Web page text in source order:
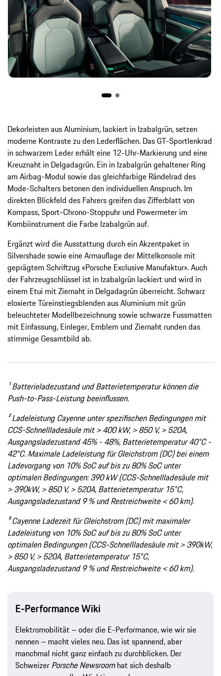
Dekorleisten aus Aluminium, lackiert in Izabalgrün, setzen
moderne Kontraste zu den Lederflächen. Das GT-Sportlenkrad
in schwarzem Leder erhält eine 12-Uhr-Markierung und eine
Kreuznaht in Delgadagrün. Ein in Izabalgrün gehaltener Ring
am Airbag-Modul sowie das gleichfarbige Rändelrad des
Mode-Schalters betonen den individuellen Anspruch. Im
direkten Blickfeld des Fahrers greifen das Zifferblatt von
Kompass, Sport-Chrono-Stoppuhr und Powermeter im
Kombiinstrument die Farbe Izabalgrün auf.
Ergänzt wird die Ausstattung durch ein Akzentpaket in
Silvershade sowie eine Armauflage der Mittelkonsole mit
geprägtem Schriftzug «Porsche Exclusive Manufaktur». Auch
der Fahrzeugschlüssel ist in Izabalgrün lackiert und wird in
einem Etui mit Ziernaht in Delgadagrün überreicht. Schwarz
eloxierte Türeinstiegsblenden aus Aluminium mit grün
beleuchteter Modellbezeichnung sowie schwarze Fussmatten
mit Einfassung, Einleger, Emblem und Ziernaht runden das
stimmige Gesamtbild ab.
¹ Batterieladezustand und Batterietemperatur können die
Push-to-Pass-Leistung beeinflussen.
² Ladeleistung Cayenne unter spezifischen Bedingungen mit
CCS-Schnellladesäule mit > 400 kW, > 850 V, > 520A,
Ausgangsladezustand 45% - 48%, Batterietemperatur 40°C -
42°C. Maximale Ladeleistung für Gleichstrom (DC) bei einem
Ladevorgang von 10% SoC auf bis zu 80% SoC unter
optimalen Bedingungen: 390 kW (CCS-Schnellladesäule mit
> 390kW, > 850 V, > 520A, Batterietemperatur 15°C,
Ausgangsladezustand 9 % und Restreichweite < 60 km).
³ Cayenne Ladezeit für Gleichstrom (DC) mit maximaler
Ladeleistung von 10% SoC auf bis zu 80% SoC unter
optimalen Bedingungen (CCS-Schnellladesäule mit > 390kW,
> 850 V, > 520A, Batterietemperatur 15°C,
Ausgangsladezustand 9 % und Restreichweite < 60 km).
E-Performance Wiki
Elektromobilität – oder die E-Performance, wie wir sie
nennen – macht vieles neu. Das ist spannend, aber
manchmal nicht ganz einfach zu durchblicken. Der
Schweizer Porsche Newsroomhat sich deshalb